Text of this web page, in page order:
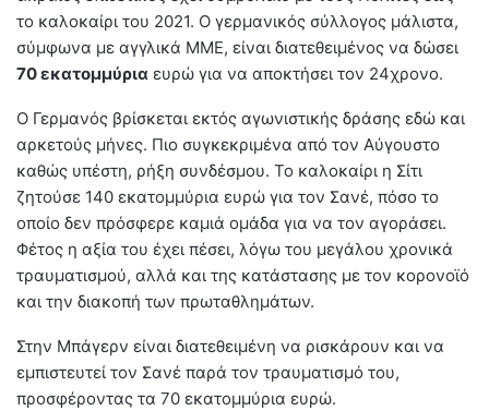
το καλοκαίρι του 2021. Ο γερμανικός σύλλογος μάλιστα,
σύμφωνα με αγγλικά ΜΜΕ, είναι διατεθειμένος να δώσει
70 εκατομμύρια ευρώ για να αποκτήσει τον 24χρονο.
Ο Γερμανός βρίσκεται εκτός αγωνιστικής δράσης εδώ και
αρκετούς μήνες. Πιο συγκεκριμένα από τον Αύγουστο
καθώς υπέστη, ρήξη συνδέσμου. Το καλοκαίρι η Σίτι
ζητούσε 140 εκατομμύρια ευρώ για τον Σανέ, πόσο το
οποίο δεν πρόσφερε καμιά ομάδα για να τον αγοράσει.
Φέτος η αξία του έχει πέσει, λόγω του μεγάλου χρονικά
τραυματισμού, αλλά και της κατάστασης με τον κορονοϊό
και την διακοπή των πρωταθλημάτων.
Στην Μπάγερν είναι διατεθειμένη να ρισκάρουν και να
εμπιστευτεί τον Σανέ παρά τον τραυματισμό του,
προσφέροντας τα 70 εκατομμύρια ευρώ.